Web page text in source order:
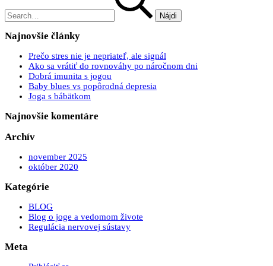
Najnovšie články
Prečo stres nie je nepriateľ, ale signál
Ako sa vrátiť do rovnováhy po náročnom dni
Dobrá imunita s jogou
Baby blues vs popôrodná depresia
Joga s bábätkom
Najnovšie komentáre
Archív
november 2025
október 2020
Kategórie
BLOG
Blog o joge a vedomom živote
Regulácia nervovej sústavy
Meta